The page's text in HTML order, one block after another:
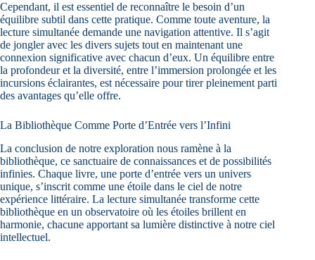
Cependant, il est essentiel de reconnaître le besoin d’un
équilibre subtil dans cette pratique. Comme toute aventure, la
lecture simultanée demande une navigation attentive. Il s’agit
de jongler avec les divers sujets tout en maintenant une
connexion significative avec chacun d’eux. Un équilibre entre
la profondeur et la diversité, entre l’immersion prolongée et les
incursions éclairantes, est nécessaire pour tirer pleinement parti
des avantages qu’elle offre.
La Bibliothèque Comme Porte d’Entrée vers l’Infini
La conclusion de notre exploration nous ramène à la
bibliothèque, ce sanctuaire de connaissances et de possibilités
infinies. Chaque livre, une porte d’entrée vers un univers
unique, s’inscrit comme une étoile dans le ciel de notre
expérience littéraire. La lecture simultanée transforme cette
bibliothèque en un observatoire où les étoiles brillent en
harmonie, chacune apportant sa lumière distinctive à notre ciel
intellectuel.